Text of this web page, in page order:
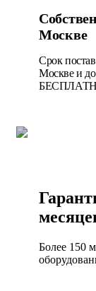
Москве
Срок
Москве и
Более 150